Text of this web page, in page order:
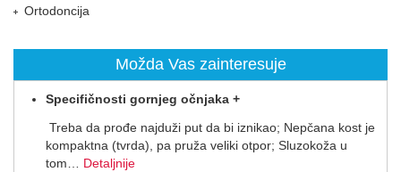
Ortodoncija
Možda Vas zainteresuje
Specifičnosti gornjeg očnjaka +
Treba da prođe najduži put da bi iznikao; Nepčana kost je
kompaktna (tvrda), pa pruža veliki otpor; Sluzokoža u
tom
Detaljnije